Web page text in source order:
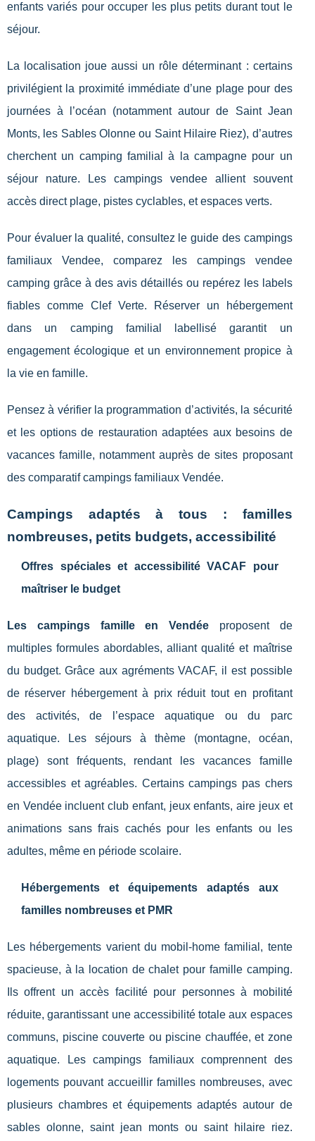
enfants variés pour occuper les plus petits durant tout le
séjour.
La localisation joue aussi un rôle déterminant : certains
privilégient la proximité immédiate d’une plage pour des
journées à l’océan (notamment autour de Saint Jean
Monts, les Sables Olonne ou Saint Hilaire Riez), d’autres
cherchent un camping familial à la campagne pour un
séjour nature. Les campings vendee allient souvent
accès direct plage, pistes cyclables, et espaces verts.
Pour évaluer la qualité, consultez le guide des campings
familiaux Vendee, comparez les campings vendee
camping grâce à des avis détaillés ou repérez les labels
fiables comme Clef Verte. Réserver un hébergement
dans un camping familial labellisé garantit un
engagement écologique et un environnement propice à
la vie en famille.
Pensez à vérifier la programmation d’activités, la sécurité
et les options de restauration adaptées aux besoins de
vacances famille, notamment auprès de sites proposant
des comparatif campings familiaux Vendée.
Campings adaptés à tous : familles
nombreuses, petits budgets, accessibilité
Offres spéciales et accessibilité VACAF pour
maîtriser le budget
Les campings famille en Vendée proposent de
multiples formules abordables, alliant qualité et maîtrise
du budget. Grâce aux agréments VACAF, il est possible
de réserver hébergement à prix réduit tout en profitant
des activités, de l’espace aquatique ou du parc
aquatique. Les séjours à thème (montagne, océan,
plage) sont fréquents, rendant les vacances famille
accessibles et agréables. Certains campings pas chers
en Vendée incluent club enfant, jeux enfants, aire jeux et
animations sans frais cachés pour les enfants ou les
adultes, même en période scolaire.
Hébergements et équipements adaptés aux
familles nombreuses et PMR
Les hébergements varient du mobil-home familial, tente
spacieuse, à la location de chalet pour famille camping.
Ils offrent un accès facilité pour personnes à mobilité
réduite, garantissant une accessibilité totale aux espaces
communs, piscine couverte ou piscine chauffée, et zone
aquatique. Les campings familiaux comprennent des
logements pouvant accueillir familles nombreuses, avec
plusieurs chambres et équipements adaptés autour de
sables olonne, saint jean monts ou saint hilaire riez.